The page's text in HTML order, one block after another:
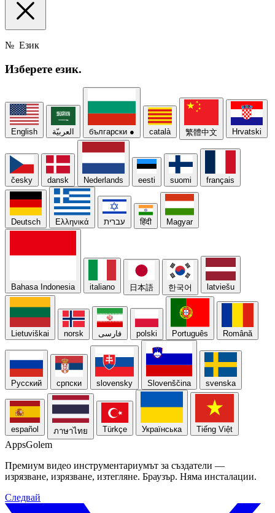
№ Език
Изберете език.
English العربيّة български ● català 繁體中文 Hrvatski
česky dansk Nederlands eesti suomi français
Deutsch Ελληνικά עברית हिंदी Magyar
Bahasa Indonesia italiano 日本語 한국어 latviešu
Lietuviškai norsk فارسی polski Português Română
Русский српски slovensky Slovenščina svenska
español ภาษาไทย Türkçe Українська Tiếng Việt
AppsGolem
Премиум видео инструментариумът за създатели —
изрязване, изрязване, изтегляне. Браузър. Няма инсталации.
Следвай